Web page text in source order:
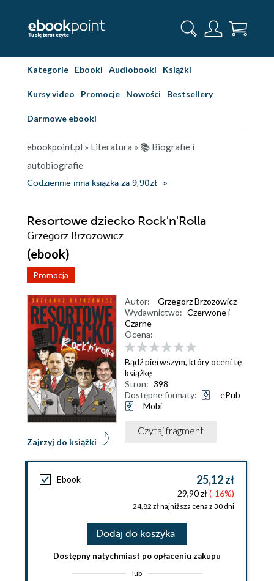
Kategorie Ebooki Audiobooki Książki
Kursy video Promocje Nowości Bestsellery
Darmowe ebooki
ebookpoint.pl » Literatura » 📚 Biografie i
autobiografie
Codziennie inna książka za 9,90zł
Resortowe dziecko Rock'n'Rolla
Grzegorz Brzozowicz
(ebook)
Promocja
Zajrzyj do książki
Autor:
Grzegorz Brzozowicz
Wydawnictwo: Czerwone i
Czarne
Ocena:
Bądź pierwszym, który oceni tę
książkę
Stron: 398
Dostępne formaty:
ePub
Mobi
Czytaj fragment
Ebook 25,12 zł
29,90 zł(-16%)
24,82 zł najniższa cena z 30 dni
Dodaj do koszyka
Dostępny natychmiast po opłaceniu zakupu
lub